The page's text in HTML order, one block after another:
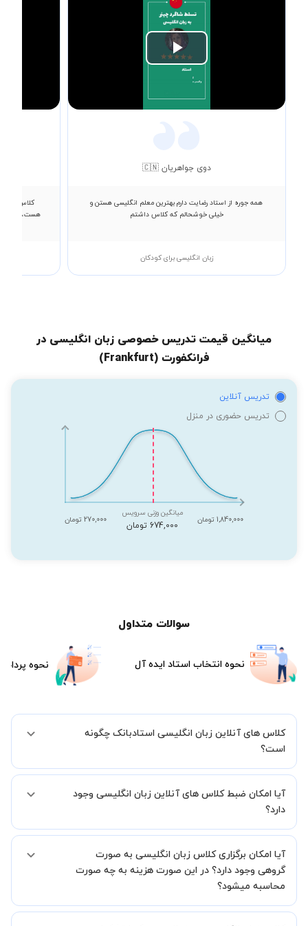
Play
Video
دوی جواهریان 🇨🇳
همه جوره از استاد رضایت دارم بهترین معلم انگلیسی هستن و
خیلی خوشحالم که کلاس داشتم
زبان انگلیسی برای کودکان
کلاس ها
هست، آموزش
میانگین قیمت تدریس خصوصی زبان انگلیسی در
فرانکفورت (Frankfurt)
تدریس آنلاین
تدریس حضوری در منزل
1,840,000 تومان
میانگین وزنی سرویس
674,000 تومان
270,000 تومان
سوالات متداول
نحوه انتخاب استاد ایده آل نحوه
کلاس های آنلاین زبان انگلیسی استادبانک چگونه
است؟
شما میدهیم که استاد شما پیش از جلسه تمامی موارد لازم برای برگزاری
یک کلاس آنلاین با کیفیت و مفید را به شما توضیح خواهند داد.
آیا امکان ضبط کلاس های آنلاین زبان انگلیسی وجود
دارد؟
کنید.
آیا امکان برگزاری کلاس زبان انگلیسی به صورت
گروهی وجود دارد؟ در این صورت هزینه به چه صورت
محاسبه میشود؟